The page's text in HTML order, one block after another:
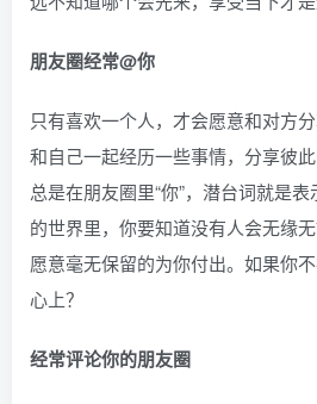
朋友圈经常@你
只有喜欢一个人，才会愿意和对方
和自己一起经历一些事情，分享彼
总是在朋友圈里“你”，潜台词就是
的世界里，你要知道没有人会无缘
愿意毫无保留的为你付出。如果你
心上？
经常评论你的朋友圈